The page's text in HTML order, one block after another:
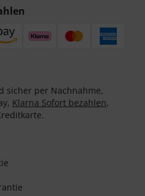
sicher per Nachnahme,
Klarna Sofort bezahlen,